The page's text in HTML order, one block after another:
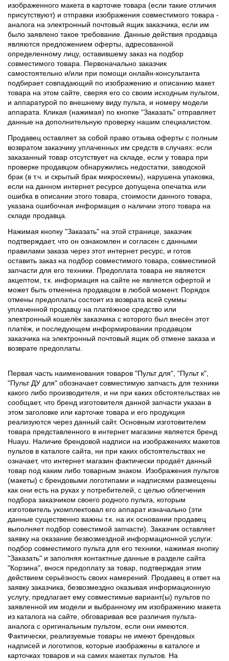
изображенного макета в карточке товара (если такие отличия
присутствуют) и отправки изображения совместимого товара -
аналога на электронный почтовый ящик заказчика, если им
было заявлено такое требование. Данные действия продавца
являются предложением оферты, адресованной
определенному лицу, оставившему заказ на подбор
совместимого товара. Первоначально заказчик
самостоятельно и/или при помощи онлайн-консультанта
подбирает совпадающий по изображению и описанию макет
товара на этом сайте, сверяя его со своим исходным пультом,
и аппаратурой по внешнему виду пульта, и номеру модели
аппарата. Кликая (нажимая) по кнопке "Заказать" отправляет
данные на дополнительную проверку нашим специалистом.
Продавец оставляет за собой право отзыва оферты с полным
возвратом заказчику уплаченных им средств в случаях: если
заказанный товар отсутствует на складе, если у товара при
проверке продавцом обнаружились недостатки, заводской
брак (в т.ч. и скрытый брак микросхемы), нарушена упаковка,
если на данном интернет ресурсе допущена опечатка или
ошибка в описании этого товара, стоимости данного товара,
указана ошибочная информация о наличии этого товара на
складе продавца.
Нажимая кнопку "Заказать" на этой странице, заказчик
подтверждает, что он ознакомлен и согласен с данными
правилами заказа через этот интернет ресурс, и готов
оставить заказ на подбор совместимого товара, совместимой
запчасти для его техники. Предоплата товара не является
акцептом, т.к. информация на сайте не является офертой и
может быть отменена продавцом в любой момент. Порядок
отмены предоплаты состоит из возврата всей суммы
уплаченной продавцу на платёжное средство или
электронный кошелёк заказчика с которого был внесён этот
платёж, и последующем информировании продавцом
заказчика на электронный почтовый ящик об отмене заказа и
возврате предоплаты.
Первая часть наименования товаров "Пульт для", "Пульт к",
"Пульт ДУ для" обозначает совместимую запчасть для техники
какого либо производителя, и ни при каких обстоятельствах не
сообщает, что бренд изготовителя данной запчасти указан в
этом заголовке или карточке товара и его продукция
реализуются через данный сайт. Основным изготовителем
товара представленного в интернет магазине является бренд
Huayu. Наличие брендовой надписи на изображениях макетов
пультов в каталоге сайта, ни при каких обстоятельствах не
означает, что интернет магазин фактически продаёт данный
товар под каким либо товарным знаком. Изображения пультов
(макеты) с брендовыми логотипами и надписями размещены
как они есть на руках у потребителей, с целью облегчения
подбора заказчиком своего родного пульта, которым
изготовитель укомплектовал его аппарат изначально (эти
данные существенно важны т.к. на их основании продавец
выполняет подбор совестимой запчасти). Заказчик оставляет
заявку на оказание безвозмездной информационной услуги:
подбор совместимого пульта для его техники, нажимая кнопку
"Заказать" и заполняя контактные данные в разделе сайта
"Корзина", внося предоплату за товар, подтверждая этим
действием серьёзность своих намерений. Продавец в ответ на
заявку заказчика, безвозмездно оказывая информационную
услугу, предлагает ему совместимые вариант(ы) пультов по
заявленной им модели и выбранному им изображению макета
из каталога на сайте, обговаривая все различия пульта-
аналога с оригинальным пультом, если они имеются.
Фактически, реализуемые товары не имеют брендовых
надписей и логотипов, которые изображены в каталоге и
карточках товаров и на самих макетах пультов. На